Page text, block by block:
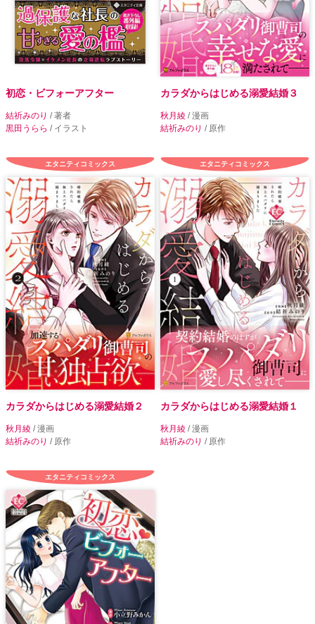
初恋・ビフォーアフター
結祈みのり / 著者
黒田うらら / イラスト
カラダからはじめる溺愛結婚３
秋月綾 / 漫画
結祈みのり / 原作
エタニティコミックス
カラダからはじめる溺愛結婚２
秋月綾 / 漫画
結祈みのり / 原作
エタニティコミックス
カラダからはじめる溺愛結婚１
秋月綾 / 漫画
結祈みのり / 原作
エタニティコミックス